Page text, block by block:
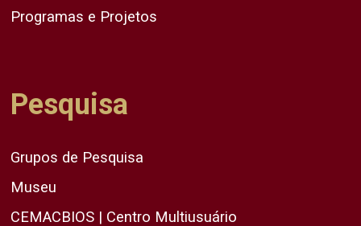
Programas e Projetos
Pesquisa
Grupos de Pesquisa
Museu
CEMACBIOS | Centro Multiusuário